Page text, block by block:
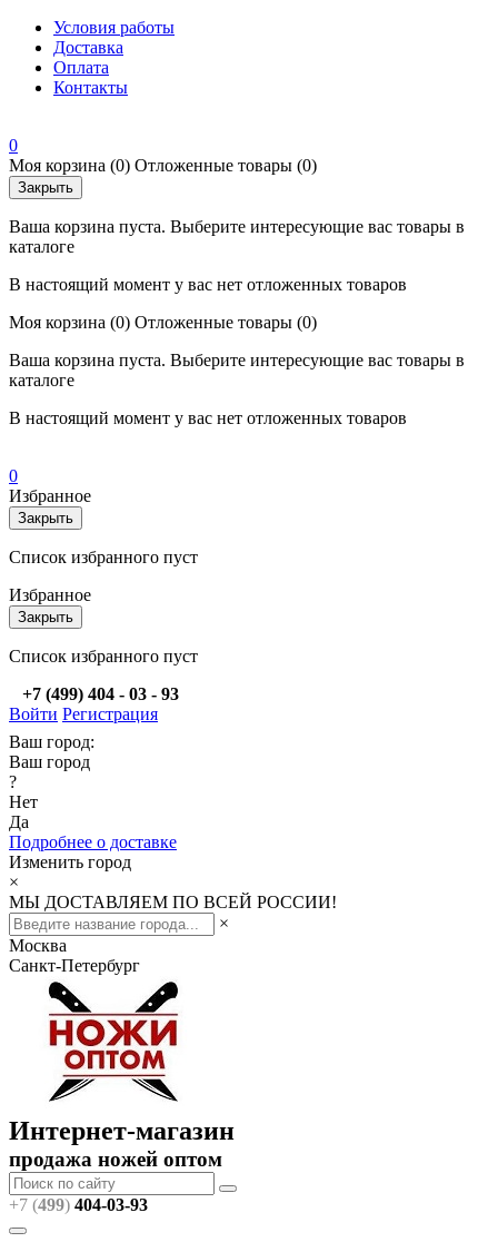
Условия работы
Доставка
Оплата
Контакты
0
Моя корзина (0) Отложенные товары (0)
Закрыть
Ваша корзина пуста. Выберите интересующие вас товары в
каталоге
В настоящий момент у вас нет отложенных товаров
Моя корзина (0) Отложенные товары (0)
Ваша корзина пуста. Выберите интересующие вас товары в
каталоге
В настоящий момент у вас нет отложенных товаров
0
Избранное
Закрыть
Список избранного пуст
Избранное
Закрыть
Список избранного пуст
+7 (499) 404 - 03 - 93
Войти Регистрация
Ваш город:
Ваш город
?
Нет
Да
Подробнее о доставке
Изменить город
×
МЫ ДОСТАВЛЯЕМ ПО ВСЕЙ РОССИИ!
×
Москва
Санкт-Петербург
Интернет-магазин
продажа ножей оптом
+7 (499) 404-03-93